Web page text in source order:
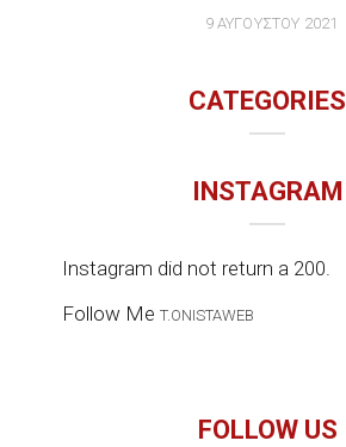
9 ΑΥΓΟΎΣΤΟΥ 2021
CATEGORIES
INSTAGRAM
Instagram did not return a 200.
Follow Me T.ONISTAWEB
FOLLOW US